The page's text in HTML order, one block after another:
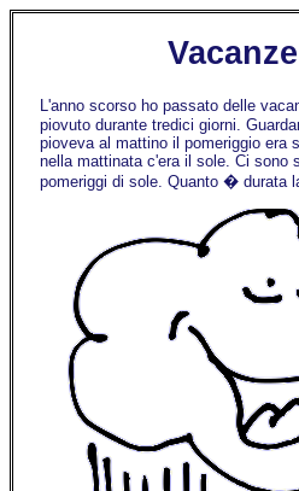
L'anno scorso ho passato delle
piovuto durante tredici giorni.
pioveva al mattino il pomeriggio era
nella mattinata c'era il sole. Ci sono
pomeriggi di sole. Quanto � durata